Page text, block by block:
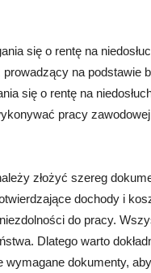
się o rentę na
na podstawie
się o rentę na
pracy
złożyć szereg
dochody i
do pracy.
Dlatego warto
wymagane dokumenty,